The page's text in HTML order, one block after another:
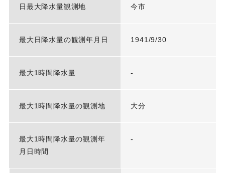
日最大降水量観測地 今市
最大日降水量の観測年月日 1941/9/30
最大1時間降水量 -
最大1時間降水量の観測地 大分
最大1時間降水量の観測年
月日時間
-